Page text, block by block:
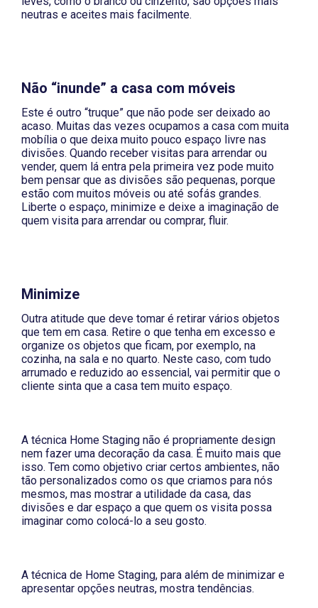
neutras e aceites mais facilmente.
Não “inunde” a casa com móveis
Este é outro “truque” que não pode ser deixado ao
acaso. Muitas das vezes ocupamos a casa com muita
mobília o que deixa muito pouco espaço livre nas
divisões. Quando receber visitas para arrendar ou
vender, quem lá entra pela primeira vez pode muito
bem pensar que as divisões são pequenas, porque
estão com muitos móveis ou até sofás grandes.
Liberte o espaço, minimize e deixe a imaginação de
quem visita para arrendar ou comprar, fluir.
Minimize
Outra atitude que deve tomar é retirar vários objetos
que tem em casa. Retire o que tenha em excesso e
organize os objetos que ficam, por exemplo, na
cozinha, na sala e no quarto. Neste caso, com tudo
arrumado e reduzido ao essencial, vai permitir que o
cliente sinta que a casa tem muito espaço.
A técnica Home Staging não é propriamente design
nem fazer uma decoração da casa. É muito mais que
isso. Tem como objetivo criar certos ambientes, não
tão personalizados como os que criamos para nós
mesmos, mas mostrar a utilidade da casa, das
divisões e dar espaço a que quem os visita possa
imaginar como colocá-lo a seu gosto.
A técnica de Home Staging, para além de minimizar e
apresentar opções neutras, mostra tendências.